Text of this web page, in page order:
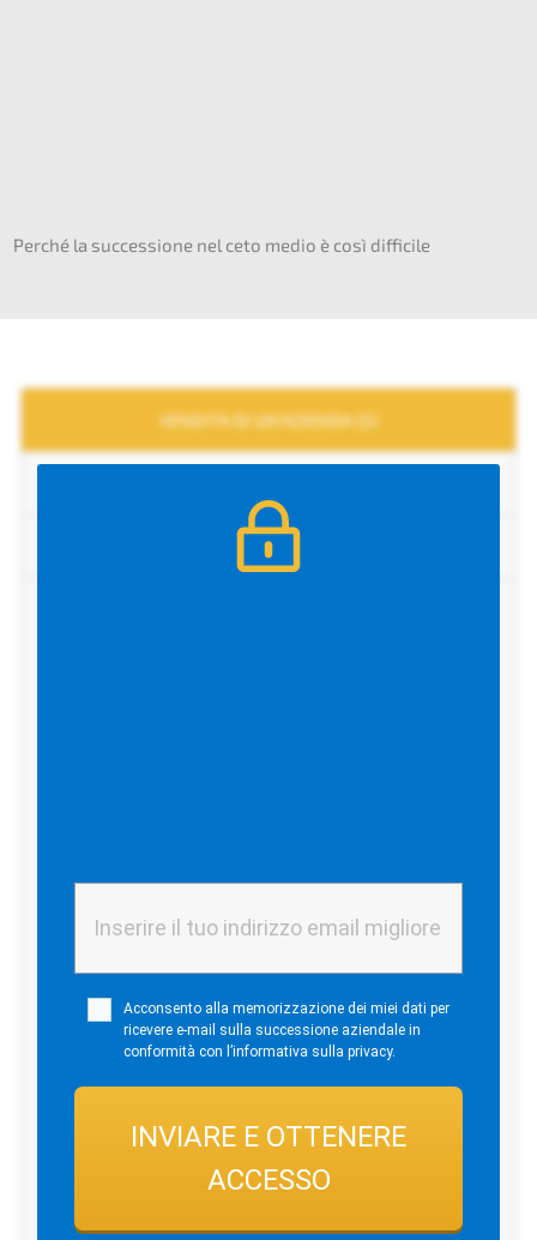
Perché la succes­sio­ne nel ceto medio è così difficile
Accon­sen­to alla memoriz­za­zio­ne dei miei dati per
riceve­re e-mail sulla succes­sio­ne aziend­a­le in
confor­mi­tà con l’infor­ma­ti­va sulla privacy.
INVIARE E OTTENERE
ACCESSO
VENDITA DI UN’AZI­EN­DA (5)
CAMBIO GENERA­ZIO­NA­LE (5)
1.1 | Come trova­re il migli­or consulente
1.2 | Come vende­re azien­de con successo